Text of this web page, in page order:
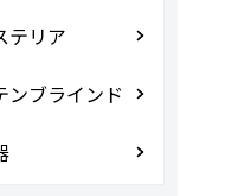
テリア
ンブラインド